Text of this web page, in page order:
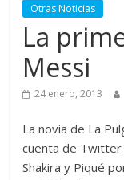
Otras Noticias
La
Messi
24 enero, 2013
La novia de La
cuenta de Twitter
Shakira y Piqué